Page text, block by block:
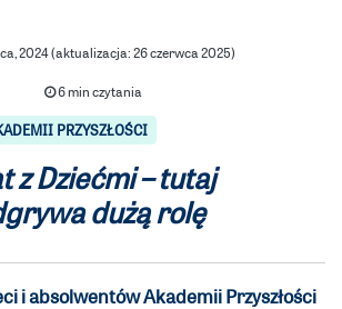
2024 (aktualizacja: 26 czerwca 2025)
6 min czytania
PRZYSZŁOŚCI
z Dziećmi – tutaj
dużą rolę
i absolwentów Akademii Przyszłości